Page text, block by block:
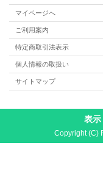
マイページへ
ご利用案内
特定商取引法表示
個人情報の取扱い
サイトマップ
表示
Copyright (C)